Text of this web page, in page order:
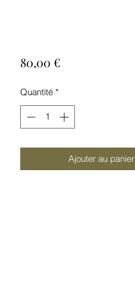
80,00 €Prix
Quantité *
Ajouter au panier